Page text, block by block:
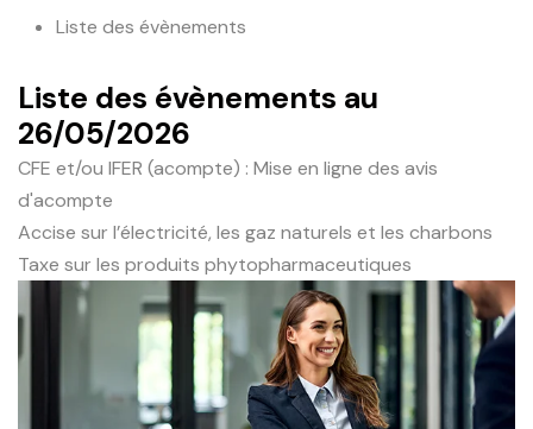
Liste des évènements
Liste des évènements au
26/05/2026
CFE et/ou IFER (acompte) : Mise en ligne des avis
d'acompte
Accise sur l’électricité, les gaz naturels et les charbons
Taxe sur les produits phytopharmaceutiques